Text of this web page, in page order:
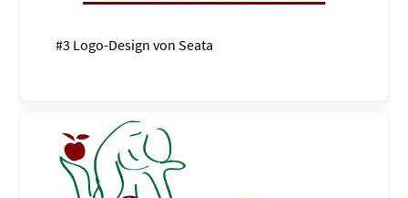
#3 Logo-Design von Seata